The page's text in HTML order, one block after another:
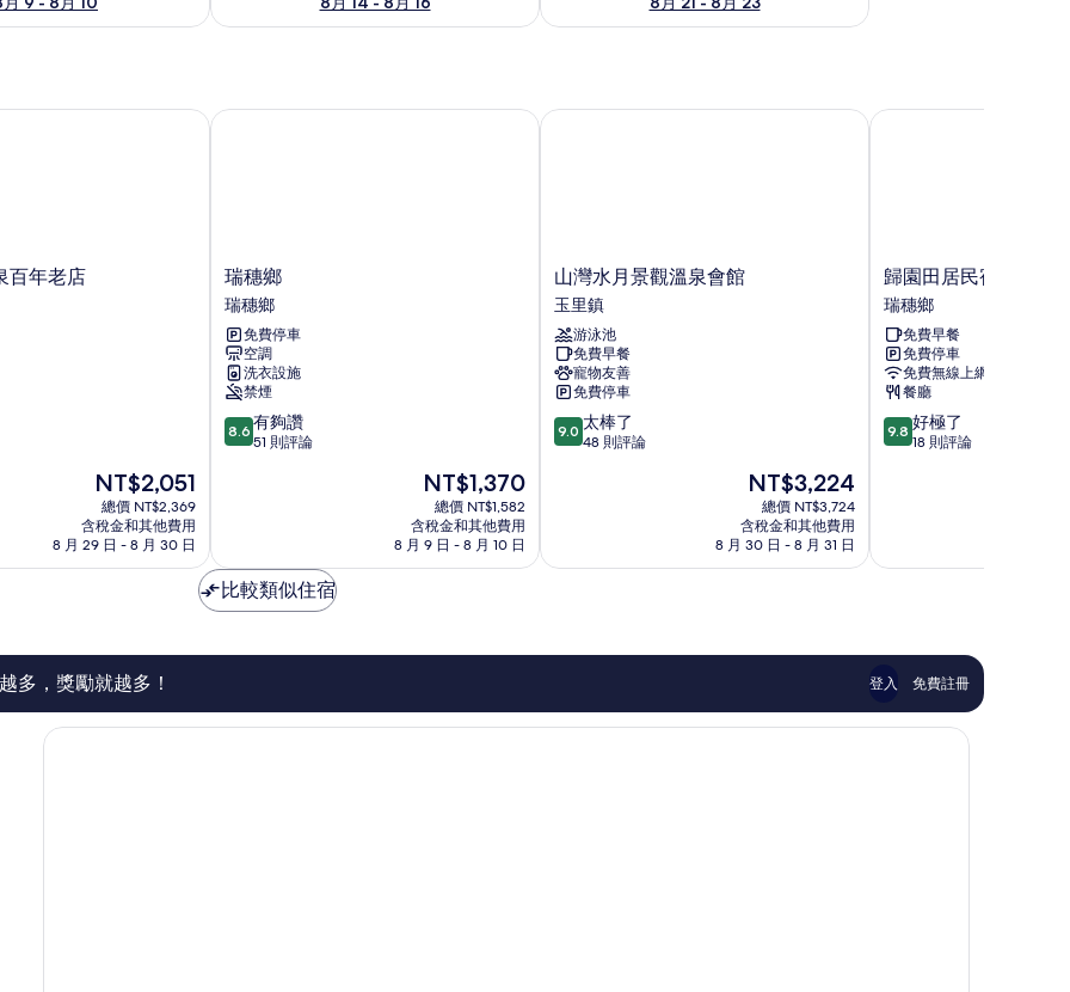
百年老店
現
在
價
格
為
NT$2,051
總價 NT$2,369
含稅金和其他費用
8 月 29 日 - 8 月 30 日
瑞
穗
鄉
瑞
穗
鄉
瑞穗鄉
瑞穗鄉
免費停車
空調
洗衣設施
禁煙
8.6
分，
夠
讚，
51
評
8.6 有夠讚
51 則評論
現
在
價
格
為
NT$1,370
總價 NT$1,582
含稅金和其他費用
8 月 9 日 - 8 月 10 日
瑞穗鄉
山
灣
水
月
景
觀
溫
泉
會
山灣水月景觀溫泉會館
玉里鎮
游泳池
免費早餐
寵物友善
免費停車
9.0
分，
棒
評
9.0 太棒了
48 則評論
現
在
價
格
為
NT$3,224
總價 NT$3,724
含稅金和其他費用
8 月 30 日 - 8 月 31 日
山灣水月景觀溫泉會館
歸
園
田
居
民
宿
瑞
穗
鄉
歸園田居民宿
瑞穗鄉
免費早餐
免費停車
免費無線上網
餐廳
9.8
分，
極
評
論
9.8 好極了
18 則評論
歸園田居民宿
比較類似住宿
多，獎勵就越多！ 登入 免費註冊